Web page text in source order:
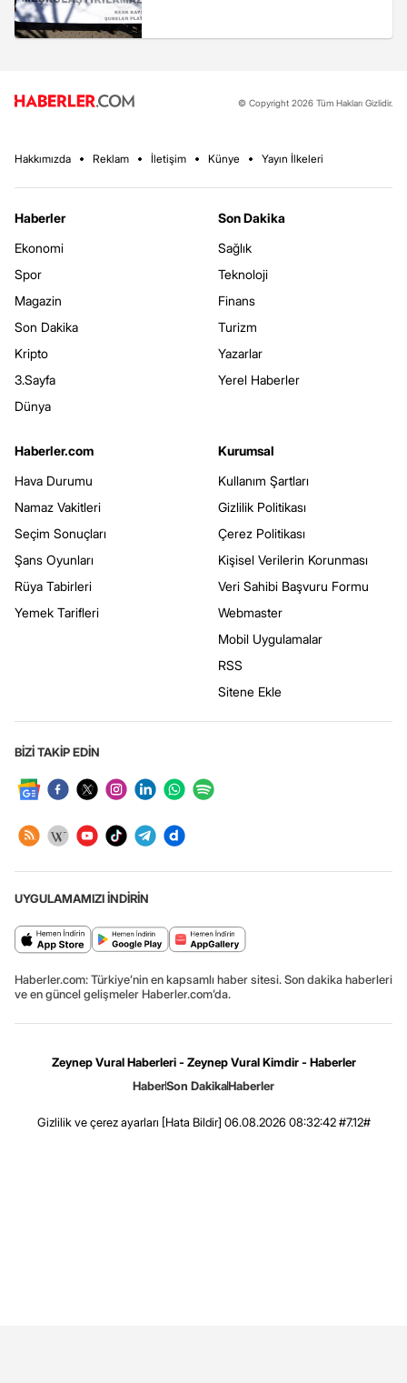
© Copyright 2026 Tüm Hakları Gizlidir.
Hakkımızda Reklam İletişim Künye Yayın İlkeleri
Haberler
Ekonomi
Spor
Magazin
Son Dakika
Kripto
3.Sayfa
Dünya
Son Dakika
Sağlık
Teknoloji
Finans
Turizm
Yazarlar
Yerel Haberler
Haberler.com
Hava Durumu
Namaz Vakitleri
Seçim Sonuçları
Şans Oyunları
Rüya Tabirleri
Yemek Tarifleri
Kurumsal
Kullanım Şartları
Gizlilik Politikası
Çerez Politikası
Kişisel Verilerin Korunması
Veri Sahibi Başvuru Formu
Webmaster
Mobil Uygulamalar
RSS
Sitene Ekle
BİZİ TAKİP EDİN
UYGULAMAMIZI İNDİRİN
Haberler.com: Türkiye’nin en kapsamlı haber sitesi. Son dakika haberleri
ve en güncel gelişmeler Haberler.com’da.
Zeynep Vural Haberleri - Zeynep Vural Kimdir - Haberler
HaberSon DakikaHaberler
Gizlilik ve çerez ayarları [Hata Bildir] 06.08.2026 08:32:42 #7.12#